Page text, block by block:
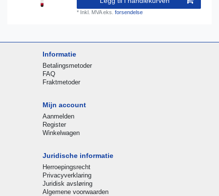
* Inkl. MVAeks.forsendelse
Informatie
Betalingsmetoder
FAQ
Fraktmetoder
Mijn account
Aanmelden
Register
Winkelwagen
Juridische informatie
Herroepingsrecht
Privacyverklaring
Juridisk avsløring
Algemene voorwaarden